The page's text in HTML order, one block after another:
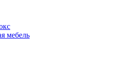
мебель